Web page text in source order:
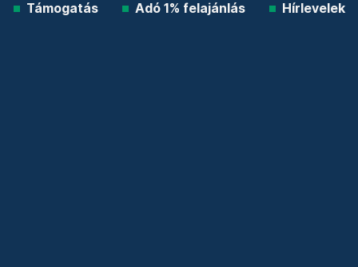
Támogatás Adó 1% felajánlás Hírlevelek